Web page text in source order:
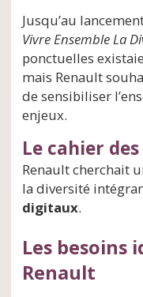
Jusqu’au
Vivre Ensemble La
ponctuelles
mais Renault
de sensibiliser
enjeux.
Le cahier
Renault cherchait
la diversité
digitaux.
Les besoins
Renault